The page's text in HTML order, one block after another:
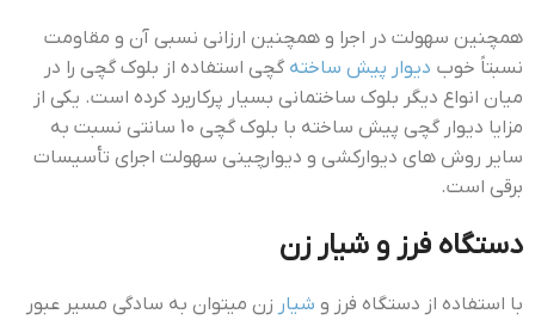
همچنین سهولت در اجرا و همچنین ارزانی نسبی آن و مقاومت
نسبتاً خوب دیوار پیش ساخته گچی استفاده از بلوک گچی را در
میان انواع دیگر بلوک ساختمانی بسیار پرکاربرد کرده است. یکی از
مزایا دیوار گچی پیش ساخته با بلوک گچی 10 سانتی نسبت به
سایر روش های دیوارکشی و دیوارچینی سهولت اجرای تأسیسات
برقی است.
دستگاه فرز و شیار زن
با استفاده از دستگاه فرز و شیار زن میتوان به سادگی مسیر عبور